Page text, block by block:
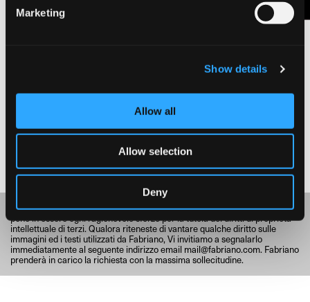
Marketing
Show details
Allow all
Allow selection
Deny
Fabriano rispetta e valorizza il patrimonio culturale e, di conseguenza,
pone in essere ogni ragionevole sforzo per la tutela dei diritti di proprietà
intellettuale di terzi. Qualora riteneste di vantare qualche diritto sulle
immagini ed i testi utilizzati da Fabriano, Vi invitiamo a segnalarlo
immediatamente al seguente indirizzo email mail@fabriano.com. Fabriano
prenderà in carico la richiesta con la massima sollecitudine.